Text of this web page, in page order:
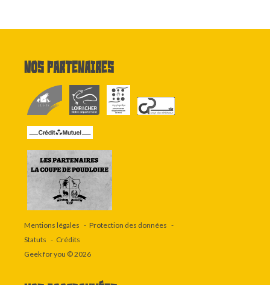
Nos partenaires
Mentions légales
Protection des données
Statuts
Crédits
Geek for you © 2026